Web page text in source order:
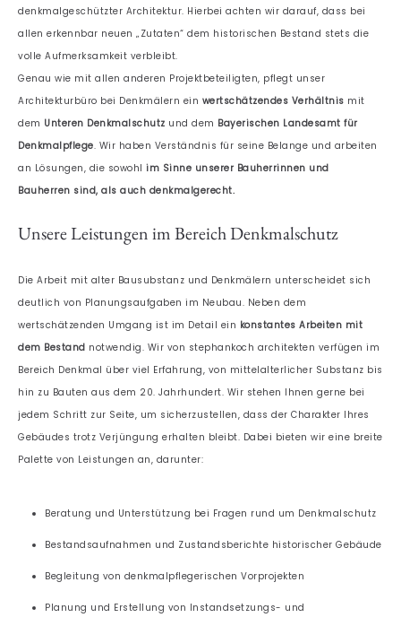
denkmalgeschützter Architektur. Hierbei achten wir darauf, dass bei
allen erkennbar neuen „Zutaten“ dem historischen Bestand stets die
volle Aufmerksamkeit verbleibt.
Genau wie mit allen anderen Projektbeteiligten, pflegt unser
Architekturbüro bei Denkmälern ein wertschätzendes Verhältnis mit
dem Unteren Denkmalschutz und dem Bayerischen Landesamt für
Denkmalpflege. Wir haben Verständnis für seine Belange und arbeiten
an Lösungen, die sowohl im Sinne unserer Bauherrinnen und
Bauherren sind, als auch denkmalgerecht.
Unsere Leistungen im Bereich Denkmalschutz
Die Arbeit mit alter Bausubstanz und Denkmälern unterscheidet sich
deutlich von Planungsaufgaben im Neubau. Neben dem
wertschätzenden Umgang ist im Detail ein konstantes Arbeiten mit
dem Bestand notwendig. Wir von stephankoch architekten verfügen im
Bereich Denkmal über viel Erfahrung, von mittelalterlicher Substanz bis
hin zu Bauten aus dem 20. Jahrhundert. Wir stehen Ihnen gerne bei
jedem Schritt zur Seite, um sicherzustellen, dass der Charakter Ihres
Gebäudes trotz Verjüngung erhalten bleibt. Dabei bieten wir eine breite
Palette von Leistungen an, darunter:
Beratung und Unterstützung bei Fragen rund um Denkmalschutz
Bestandsaufnahmen und Zustandsberichte historischer Gebäude
Begleitung von denkmalpflegerischen Vorprojekten
Planung und Erstellung von Instandsetzungs- und